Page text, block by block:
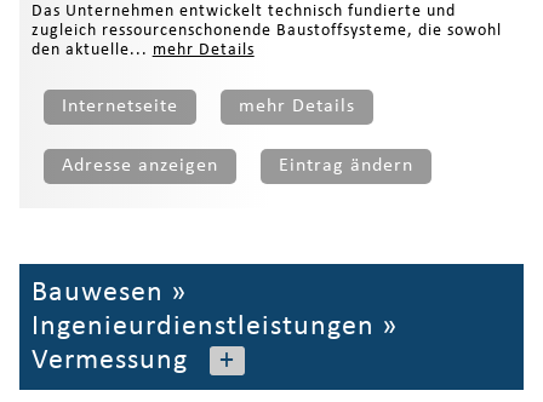
Das Unternehmen entwickelt technisch fundierte und
zugleich ressourcenschonende Baustoffsysteme, die sowohl
den aktuelle... mehr Details
Internetseite mehr Details
Adresse anzeigen Eintrag ändern
Bauwesen »
Ingenieurdienstleistungen »
Vermessung
+